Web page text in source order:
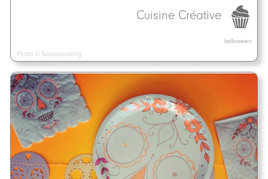
Cuisine Créative
halloween
Photo © Scrapcooking